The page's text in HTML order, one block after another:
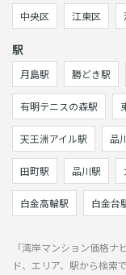
中央区 江東区
駅
月島駅 勝どき駅
有明テニスの森駅
天王洲アイル駅 品
田町駅 品川駅
白金高輪駅 白金台
「湾岸マンション価格
ド、エリア、駅から検索